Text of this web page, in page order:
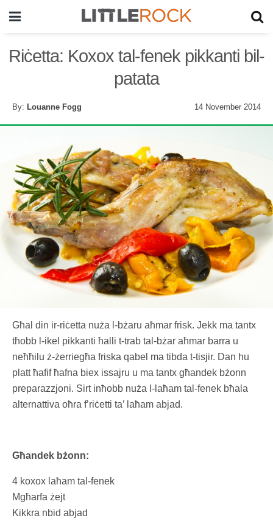
Riċetta: Koxox tal-fenek pikkanti bil-
patata
By: Louanne Fogg 14 November 2014
Għal din ir-riċetta nuża l-bżaru aħmar frisk. Jekk ma tantx
tħobb l-ikel pikkanti ħalli t-trab tal-bżar aħmar barra u
neħħilu ż-żerriegħa friska qabel ma tibda t-tisjir. Dan hu
platt ħafif ħafna biex issajru u ma tantx għandek bżonn
preparazzjoni. Sirt inħobb nuża l-laħam tal-fenek bħala
alternattiva oħra f’riċetti ta’ laħam abjad.
Għandek bżonn:
4 koxox laħam tal-fenek
Mgħarfa żejt
Kikkra nbid abjad